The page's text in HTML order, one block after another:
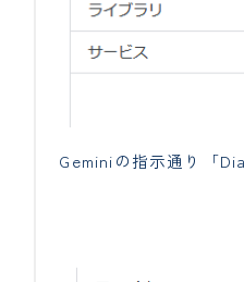
Geminiの指示通り「